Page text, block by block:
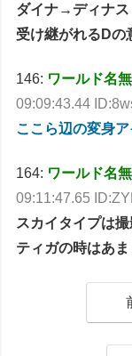
ダイナ→ディナス
受け継がれるDの
146: ワールド名
09:09:43.44
ここら辺の変身
164: ワールド名
09:11:47.65
スカイタイプは
ティガの時はあ